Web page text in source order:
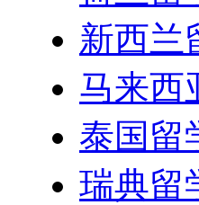
新西兰
马来西
泰国留
瑞典留